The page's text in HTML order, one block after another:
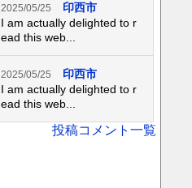
2025/05/25
印西市
I am actually delighted to r
ead this web...
2025/05/25
印西市
I am actually delighted to r
ead this web...
投稿コメント一覧